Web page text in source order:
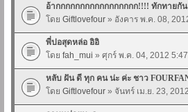
อ้ากกกกกกกกกกกกกกกกก!!!! ทักทายกั
โดย Giftlovefour » อังคาร พ.ค. 08,
พี่ปอสุดหล่อ อิอิ
โดย fah_mui » ศุกร์ พ.ค. 04, 2012
หลับ ฝัน ดี ทุก คน น่ะ ค่ะ ชาว
โดย Giftlovefour » จันทร์ เม.ย. 23,